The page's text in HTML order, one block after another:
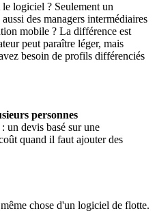
logiciel ? Seulement un
des managers intermédiaires
mobile ? La différence est
peut paraître léger, mais
besoin de profils différenciés
personnes
un devis basé sur une
quand il faut ajouter des
chose d'un logiciel de flotte.